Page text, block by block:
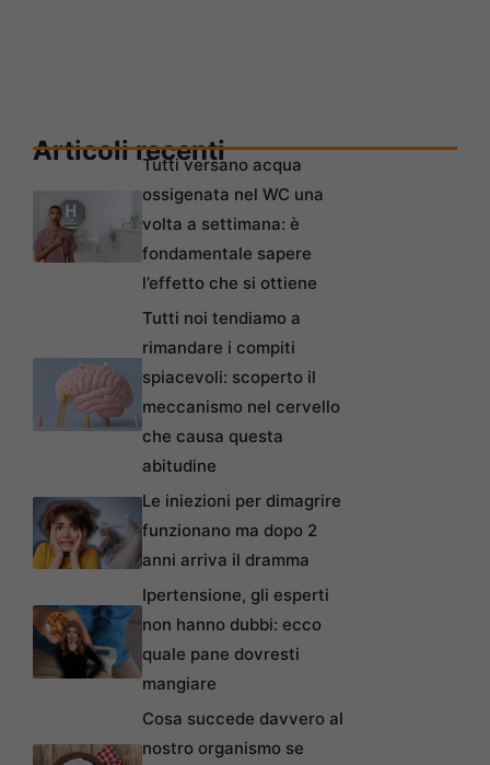
Articoli recenti
Tutti versano acqua
ossigenata nel WC una
volta a settimana: è
fondamentale sapere
l’effetto che si ottiene
Tutti noi tendiamo a
rimandare i compiti
spiacevoli: scoperto il
meccanismo nel cervello
che causa questa
abitudine
Le iniezioni per dimagrire
funzionano ma dopo 2
anni arriva il dramma
Ipertensione, gli esperti
non hanno dubbi: ecco
quale pane dovresti
mangiare
Cosa succede davvero al
nostro organismo se